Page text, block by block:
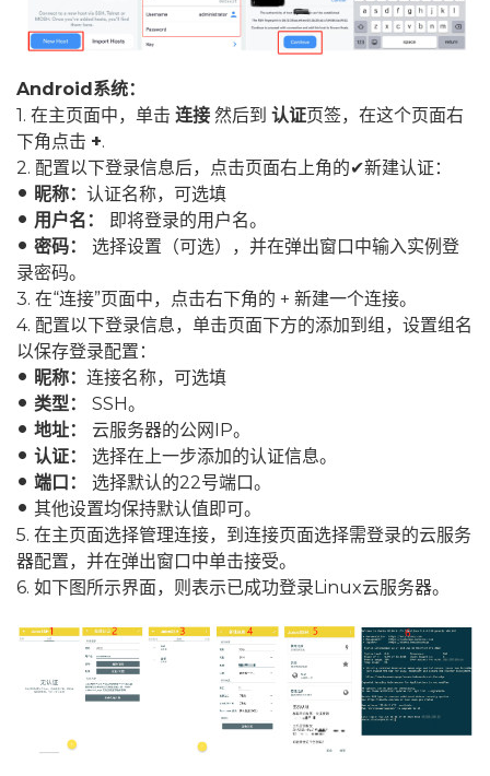
Android系统：
1. 在主页面中，单击 连接 然后到 认证页签，在这个页面右
下角点击 +.
2. 配置以下登录信息后，点击页面右上角的✔新建认证：
fiber_manual_record 昵称： 认证名称，可选填
fiber_manual_record 用户名： 即将登录的用户名。
fiber_manual_record 密码： 选择设置（可选），并在弹出窗口中输入实例登
录密码。
3. 在“连接”页面中，点击右下角的 + 新建一个连接。
4. 配置以下登录信息，单击页面下方的添加到组，设置组名
以保存登录配置：
fiber_manual_record 昵称： 连接名称，可选填
fiber_manual_record 类型： SSH。
fiber_manual_record 地址： 云服务器的公网IP。
fiber_manual_record 认证： 选择在上一步添加的认证信息。
fiber_manual_record 端口： 选择默认的22号端口。
fiber_manual_record 其他设置均保持默认值即可。
5. 在主页面选择管理连接，到连接页面选择需登录的云服务
器配置，并在弹出窗口中单击接受。
6. 如下图所示界面，则表示已成功登录Linux云服务器。